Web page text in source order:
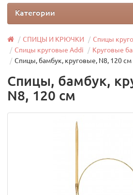
Категории
СПИЦЫ И КРЮЧКИ
Спицы
Спицы круговые Addi
Круговые
Спицы, бамбук, круговые, N8, 120 см
Спицы, бамбук,
N8, 120 см